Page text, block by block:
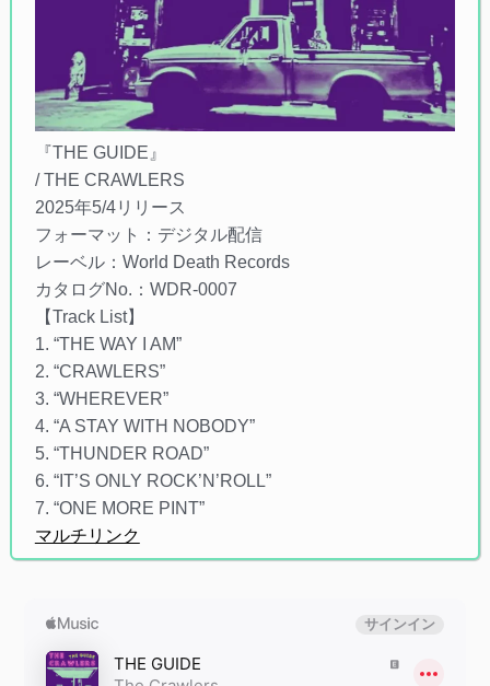
『THE GUIDE』
/ THE CRAWLERS
2025年5/4リリース
フォーマット：デジタル配信
レーベル：World Death Records
カタログNo.：WDR-0007
【Track List】
1. “THE WAY I AM”
2. “CRAWLERS”
3. “WHEREVER”
4. “A STAY WITH NOBODY”
5. “THUNDER ROAD”
6. “IT’S ONLY ROCK’N’ROLL”
7. “ONE MORE PINT”
マルチリンク